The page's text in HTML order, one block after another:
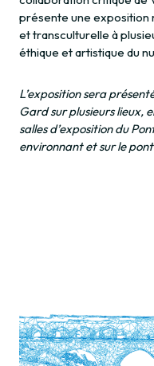
présente une
et transculturelle à
éthique et artistique du
L’exposition sera
Gard sur plusieurs lieux,
salles d’exposition du
environnant et sur le